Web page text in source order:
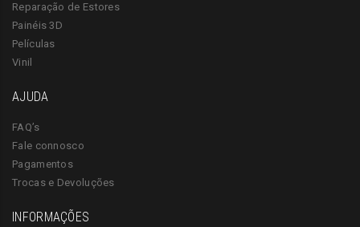
Reparação de Estores
Painéis 3D
Películas
Vinil
AJUDA
FAQ’s
Fale connosco
Pagamentos
Trocas e Devoluções
INFORMAÇÕES